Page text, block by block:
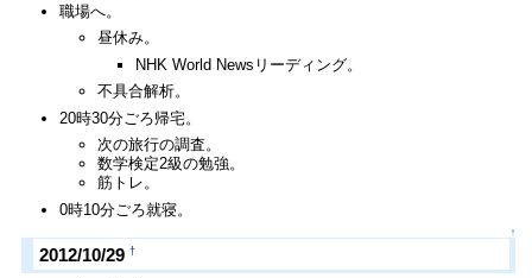
職場へ。
昼休み。
NHK World Newsリーディング。
不具合解析。
20時30分ごろ帰宅。
次の旅行の調査。
数学検定2級の勉強。
筋トレ。
0時10分ごろ就寝。
↑
2012/10/29 †